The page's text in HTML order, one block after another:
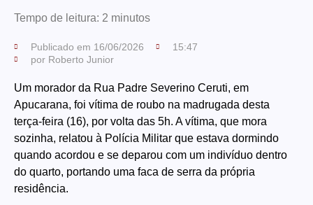
Tempo de leitura: 2 minutos
Publicado em 16/06/2026
15:47
por Roberto Junior
Um morador da Rua Padre Severino Ceruti, em
Apucarana, foi vítima de roubo na madrugada desta
terça-feira (16), por volta das 5h. A vítima, que mora
sozinha, relatou à Polícia Militar que estava dormindo
quando acordou e se deparou com um indivíduo dentro
do quarto, portando uma faca de serra da própria
residência.